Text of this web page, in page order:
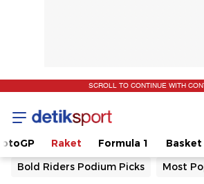
SCROLL TO CONTINUE WITH
Raket Formula 1 Basket
Bold Riders Podium Picks
Most